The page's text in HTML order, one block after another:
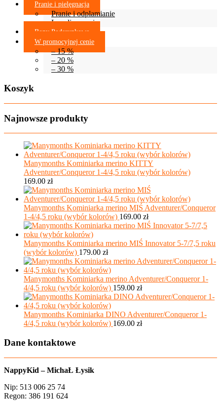
Pranie i pielęgnacja
Pranie i odplamianie
Lanolinowanie
Bony Podarunkowe
W promocyjnej cenie
– 15 %
– 20 %
– 30 %
Koszyk
Najnowsze produkty
Manymonths Kominiarka merino KITTY
Adventurer/Conqueror 1-4/4,5 roku (wybór kolorów)
169.00 zł
Manymonths Kominiarka merino MIŚ Adventurer/Conqueror
1-4/4,5 roku (wybór kolorów) 169.00 zł
Manymonths Kominiarka merino MIŚ Innovator 5-7/7,5 roku
(wybór kolorów) 179.00 zł
Manymonths Kominiarka merino Adventurer/Conqueror 1-
4/4,5 roku (wybór kolorów) 159.00 zł
Manymonths Kominiarka DINO Adventurer/Conqueror 1-
4/4,5 roku (wybór kolorów) 169.00 zł
Dane kontaktowe
NappyKid – MichaŁ Łysik
Nip: 513 006 25 74
Regon: 386 191 624